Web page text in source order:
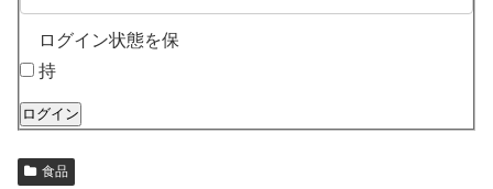
ログイン状態を保
持
ログイン
食品